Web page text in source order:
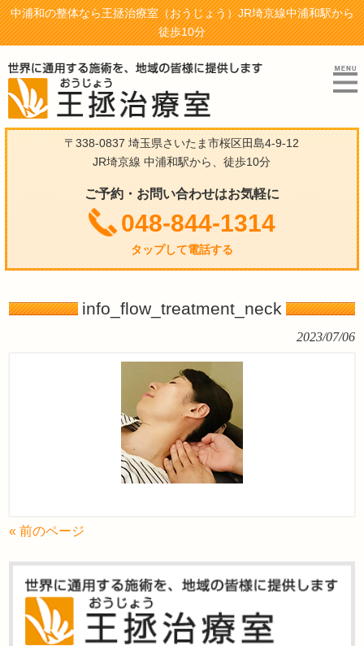
中浦和の整体なら王拯治療室（おうじょう）JR埼京線中浦和駅から
徒歩10分
〒338-0837 埼玉県さいたま市桜区田島4-9-12
JR埼京線 中浦和駅から、徒歩10分
ご予約・お問い合わせはお気軽に
048-844-1314
タップして電話する
info_flow_treatment_neck
2023/07/06
« 前のページ